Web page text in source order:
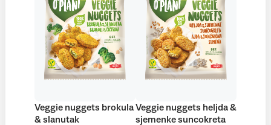
Veggie nuggets brokula
& slanutak
Veggie nuggets heljda &
sjemenke suncokreta